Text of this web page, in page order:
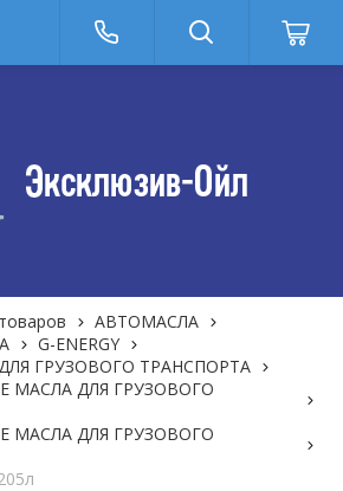
АВТОМАСЛА
G-ENERGY
ГРУЗОВОГО ТРАНСПОРТА
МАСЛА ДЛЯ ГРУЗОВОГО
МАСЛА ДЛЯ ГРУЗОВОГО